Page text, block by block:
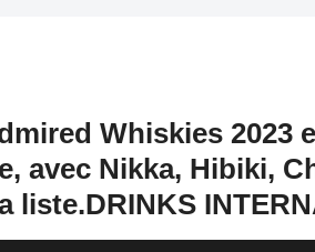
Whiskies 2023
avec Nikka, Hibiki,
liste.DRINKS